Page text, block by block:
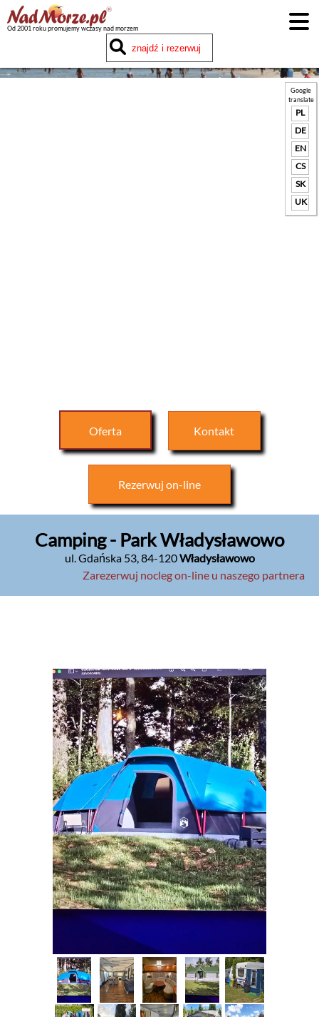
Od 2001 roku promujemy wczasy nad morzem
Google
translate
PL
DE
EN
CS
SK
UK
Oferta Kontakt
Rezerwuj on-line
Camping - Park Władysławowo
ul. Gdańska 53,84-120Władysławowo
Zarezerwuj nocleg on-line u naszego partnera